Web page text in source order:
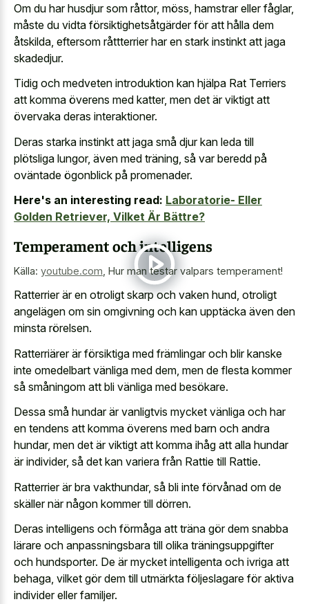
Om du har husdjur som råttor, möss, hamstrar eller fåglar,
måste du vidta försiktighetsåtgärder för att hålla dem
åtskilda, eftersom råttterrier har en stark instinkt att jaga
skadedjur.
Tidig och medveten introduktion kan hjälpa Rat Terriers
att komma överens med katter, men det är viktigt att
övervaka deras interaktioner.
Deras starka instinkt att jaga små djur kan leda till
plötsliga lungor, även med träning, så var beredd på
oväntade ögonblick på promenader.
Here's an interesting read: Laboratorie- Eller
Golden Retriever, Vilket Är Bättre?
Temperament och intelligens
Källa: youtube.com Hur man testar valpars temperament!
Ratterrier är en otroligt skarp och vaken hund, otroligt
angelägen om sin omgivning och kan upptäcka även den
minsta rörelsen.
Ratterriärer är försiktiga med främlingar och blir kanske
inte omedelbart vänliga med dem, men de flesta kommer
så småningom att bli vänliga med besökare.
Dessa små hundar är vanligtvis mycket vänliga och har
en tendens att komma överens med barn och andra
hundar, men det är viktigt att komma ihåg att alla hundar
är individer, så det kan variera från Rattie till Rattie.
Ratterrier är bra vakthundar, så bli inte förvånad om de
skäller när någon kommer till dörren.
Deras intelligens och förmåga att träna gör dem snabba
lärare och anpassningsbara till olika träningsuppgifter
och hundsporter. De är mycket intelligenta och ivriga att
behaga, vilket gör dem till utmärkta följeslagare för aktiva
individer eller familjer.